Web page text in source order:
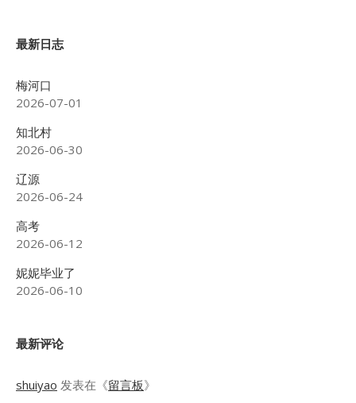
最新日志
梅河口
2026-07-01
知北村
2026-06-30
辽源
2026-06-24
高考
2026-06-12
妮妮毕业了
2026-06-10
最新评论
shuiyao 发表在《留言板》